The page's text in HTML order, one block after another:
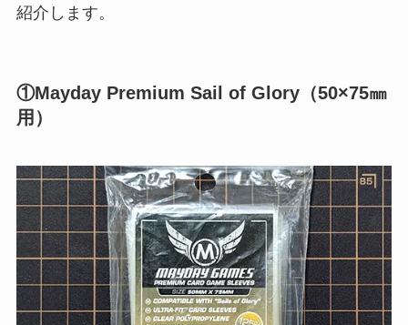
紹介します。
①Mayday Premium Sail of Glory（50×75㎜
用）